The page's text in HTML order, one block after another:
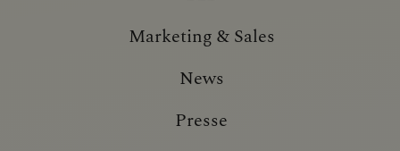
Marketing & Sales
News
Presse